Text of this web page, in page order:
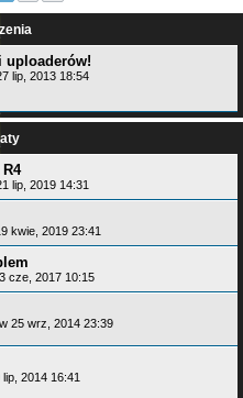
uploaderów!
lip, 2013 18:54
lip, 2019 14:31
kwie, 2019 23:41
cze, 2017 10:15
25 wrz, 2014 23:39
2014 16:41